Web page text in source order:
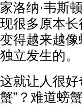
家洛纳·韦斯
现很多原本
变得越来越
独立发生的。
这就让人很
蟹”？难道螃